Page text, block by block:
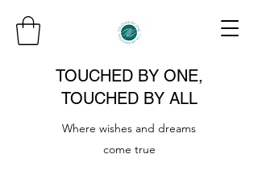
TOUCHED BY ONE,
TOUCHED BY ALL
Where wishes and dreams
come true